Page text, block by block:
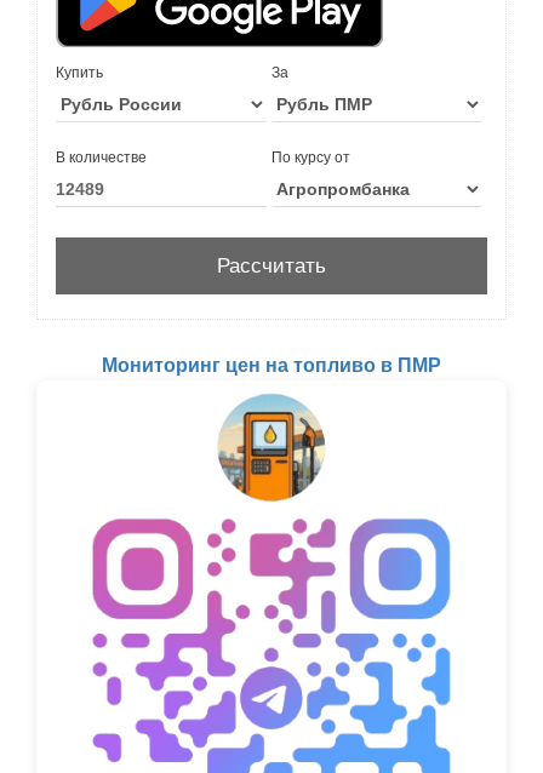
Купить За
В количестве По курсу от
Мониторинг цен на топливо в ПМР